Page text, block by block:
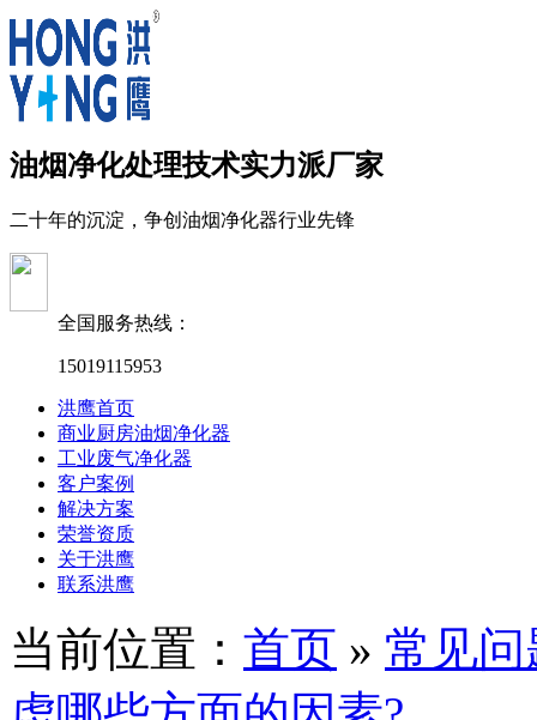
油烟净化处理技术实力派厂家
二十年的沉淀，争创油烟净化器行业先锋
全国服务热线：
15019115953
洪鹰首页
商业厨房油烟净化器
工业废气净化器
客户案例
解决方案
荣誉资质
关于洪鹰
联系洪鹰
当前位置： 首页 » 常见问